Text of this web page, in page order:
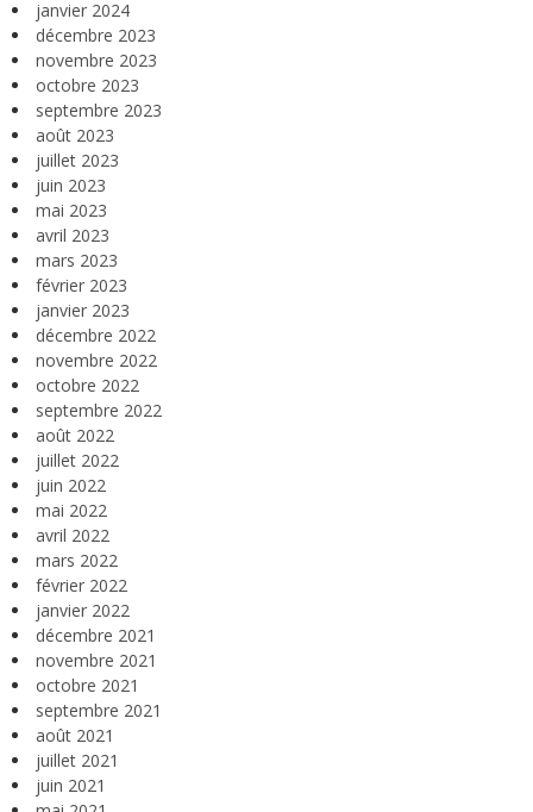
janvier 2024
décembre 2023
novembre 2023
octobre 2023
septembre 2023
août 2023
juillet 2023
juin 2023
mai 2023
avril 2023
mars 2023
février 2023
janvier 2023
décembre 2022
novembre 2022
octobre 2022
septembre 2022
août 2022
juillet 2022
juin 2022
mai 2022
avril 2022
mars 2022
février 2022
janvier 2022
décembre 2021
novembre 2021
octobre 2021
septembre 2021
août 2021
juillet 2021
juin 2021